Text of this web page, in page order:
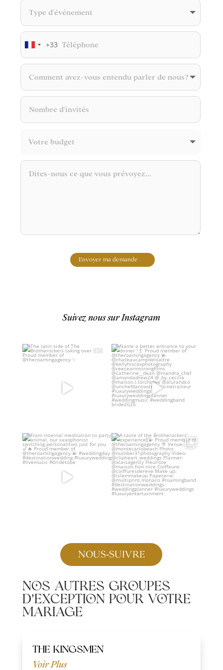
France
+33
+33
Envoyer ma demande
Suivez nous sur Instagram
The latin side of The
Brotherockers taking over
Name a better entrance to your
dinner ! ...
From internal meditation to
party animal, our ...
A taste of the Brotherockers’
experience
...
NOUS-SUIVRE
Nos autres groupes
d’exception pour votre
mariage
THE KINGSMEN
Voir Plus